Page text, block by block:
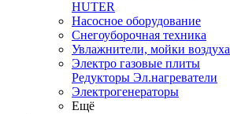
HUTER
Насосное оборудование
Снегоуборочная техника
Увлажнители, мойки воздуха
Электро газовые плиты
Редукторы Эл.нагреватели
Электрогенераторы
Ещё